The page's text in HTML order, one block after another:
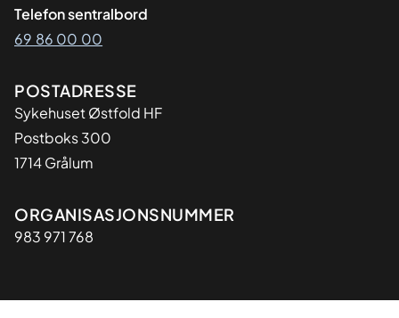
Telefon sentralbord
69 86 00 00
Adresse
POSTADRESSE
Sykehuset Østfold HF
Postboks 300
1714 Grålum
Organisasjon
ORGANISASJONSNUMMER
983 971 768